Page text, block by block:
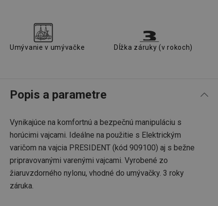
Umývanie v umývačke Dĺžka záruky (v rokoch)
Popis a parametre
Vynikajúce na komfortnú a bezpečnú manipuláciu s
horúcimi vajcami. Ideálne na použitie s Elektrickým
varičom na vajcia PRESIDENT (kód 909100) aj s bežne
pripravovanými varenými vajcami. Vyrobené zo
žiaruvzdorného nylonu, vhodné do umývačky. 3 roky
záruka.